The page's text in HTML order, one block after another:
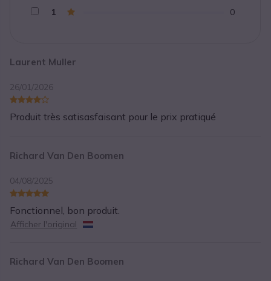
Laurent Muller
26/01/2026
Produit très satisasfaisant pour le prix pratiqué
Richard Van Den Boomen
04/08/2025
Fonctionnel, bon produit.
Afficher l'original
Richard Van Den Boomen
1
0